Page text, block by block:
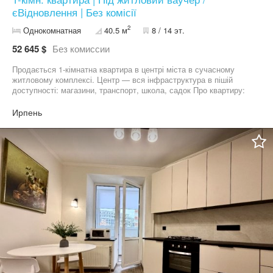
єВідновлення | Без комісії
Однокомнатная 40.5 м2 8 / 14 эт.
52 645 $ Без комиссии
Продається 1-кімнатна квартира в центрі міста в сучасному
житловому комплексі. Центр — вся інфраструктура в пішій
доступності: магазини, транспорт, школа, садок Про квартиру:
стяжка підлоги – штукатурка стін – заведені всі комунікації
Якісні вікна та вхідні двері Умови купівлі: * Сертифікат
єВідновлення * Житловий ваучер * єОселя * Розтермінування
від забудовника * Кредитування від ОТП Банк до 7 років * Лише
2% податку при оформленні * Без комісії * Повний супровід
угоди Телефонуйте зараз — підберемо найкращий варіант під
ваш бюджет Перегляд у зручний для вас час
Ирпень